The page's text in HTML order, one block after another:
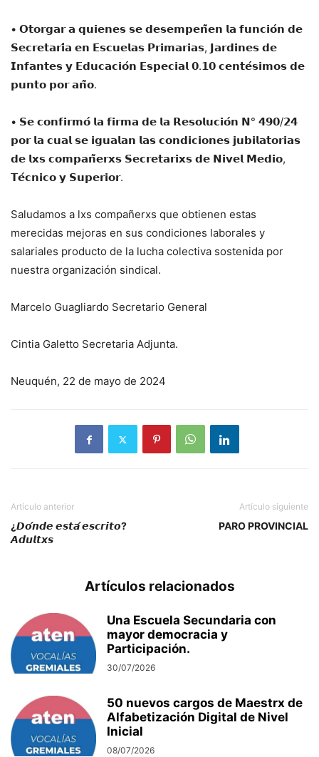
• 𝗢𝘁𝗼𝗿𝗴𝗮𝗿 𝗮 𝗾𝘂𝗶𝗲𝗻𝗲𝘀 𝘀𝗲 𝗱𝗲𝘀𝗲𝗺𝗽𝗲𝗻̃𝗲𝗻 𝗹𝗮 𝗳𝘂𝗻𝗰𝗶𝗼́𝗻 𝗱𝗲
𝗦𝗲𝗰𝗿𝗲𝘁𝗮𝗿𝗶́𝗮 𝗲𝗻 𝗘𝘀𝗰𝘂𝗲𝗹𝗮𝘀 𝗣𝗿𝗶𝗺𝗮𝗿𝗶𝗮𝘀, 𝗝𝗮𝗿𝗱𝗶𝗻𝗲𝘀 𝗱𝗲
𝗜𝗻𝗳𝗮𝗻𝘁𝗲𝘀 𝘆 𝗘𝗱𝘂𝗰𝗮𝗰𝗶𝗼́𝗻 𝗘𝘀𝗽𝗲𝗰𝗶𝗮𝗹 𝟬.𝟭𝟬 𝗰𝗲𝗻𝘁𝗲́𝘀𝗶𝗺𝗼𝘀 𝗱𝗲
𝗽𝘂𝗻𝘁𝗼 𝗽𝗼𝗿 𝗮𝗻̃𝗼.
• 𝗦𝗲 𝗰𝗼𝗻𝗳𝗶𝗿𝗺𝗼́ 𝗹𝗮 𝗳𝗶𝗿𝗺𝗮 𝗱𝗲 𝗹𝗮 𝗥𝗲𝘀𝗼𝗹𝘂𝗰𝗶𝗼́𝗻 𝗡° 𝟰𝟵𝟬/𝟮𝟰
𝗽𝗼𝗿 𝗹𝗮 𝗰𝘂𝗮𝗹 𝘀𝗲 𝗶𝗴𝘂𝗮𝗹𝗮𝗻 𝗹𝗮𝘀 𝗰𝗼𝗻𝗱𝗶𝗰𝗶𝗼𝗻𝗲𝘀 𝗷𝘂𝗯𝗶𝗹𝗮𝘁𝗼𝗿𝗶𝗮𝘀
𝗱𝗲 𝗹𝘅𝘀 𝗰𝗼𝗺𝗽𝗮𝗻̃𝗲𝗿𝘅𝘀 𝗦𝗲𝗰𝗿𝗲𝘁𝗮𝗿𝗶𝘅𝘀 𝗱𝗲 𝗡𝗶𝘃𝗲𝗹 𝗠𝗲𝗱𝗶𝗼,
𝗧𝗲́𝗰𝗻𝗶𝗰𝗼 𝘆 𝗦𝘂𝗽𝗲𝗿𝗶𝗼𝗿.
Saludamos a lxs compañerxs que obtienen estas
merecidas mejoras en sus condiciones laborales y
salariales producto de la lucha colectiva sostenida por
nuestra organización sindical.
Marcelo Guagliardo Secretario General
Cintia Galetto Secretaria Adjunta.
Neuquén, 22 de mayo de 2024
Artículo anterior
¿𝘿𝙤́𝙣𝙙𝙚 𝙚𝙨𝙩𝙖́ 𝙚𝙨𝙘𝙧𝙞𝙩𝙤?
𝘼𝙙𝙪𝙡𝙩𝙭𝙨
Artículo siguiente
PARO PROVINCIAL
Artículos relacionados
Una Escuela Secundaria con
mayor democracia y
Participación.
30/07/2026
50 nuevos cargos de Maestrx de
Alfabetización Digital de Nivel
Inicial
08/07/2026